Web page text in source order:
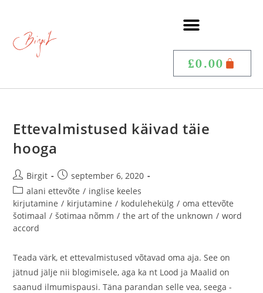
£0.00
Ettevalmistused käivad täie
hooga
Birgit
september 6, 2020
alani ettevõte / inglise keeles
kirjutamine / kirjutamine / kodulehekülg / oma ettevõte
šotimaal / šotimaa nõmm / the art of the unknown / word
accord
Teada värk, et ettevalmistused võtavad oma aja. See on
jätnud jälje nii blogimisele, aga ka nt Lood ja Maalid on
saanud ilmumispausi. Täna parandan selle vea, seega -